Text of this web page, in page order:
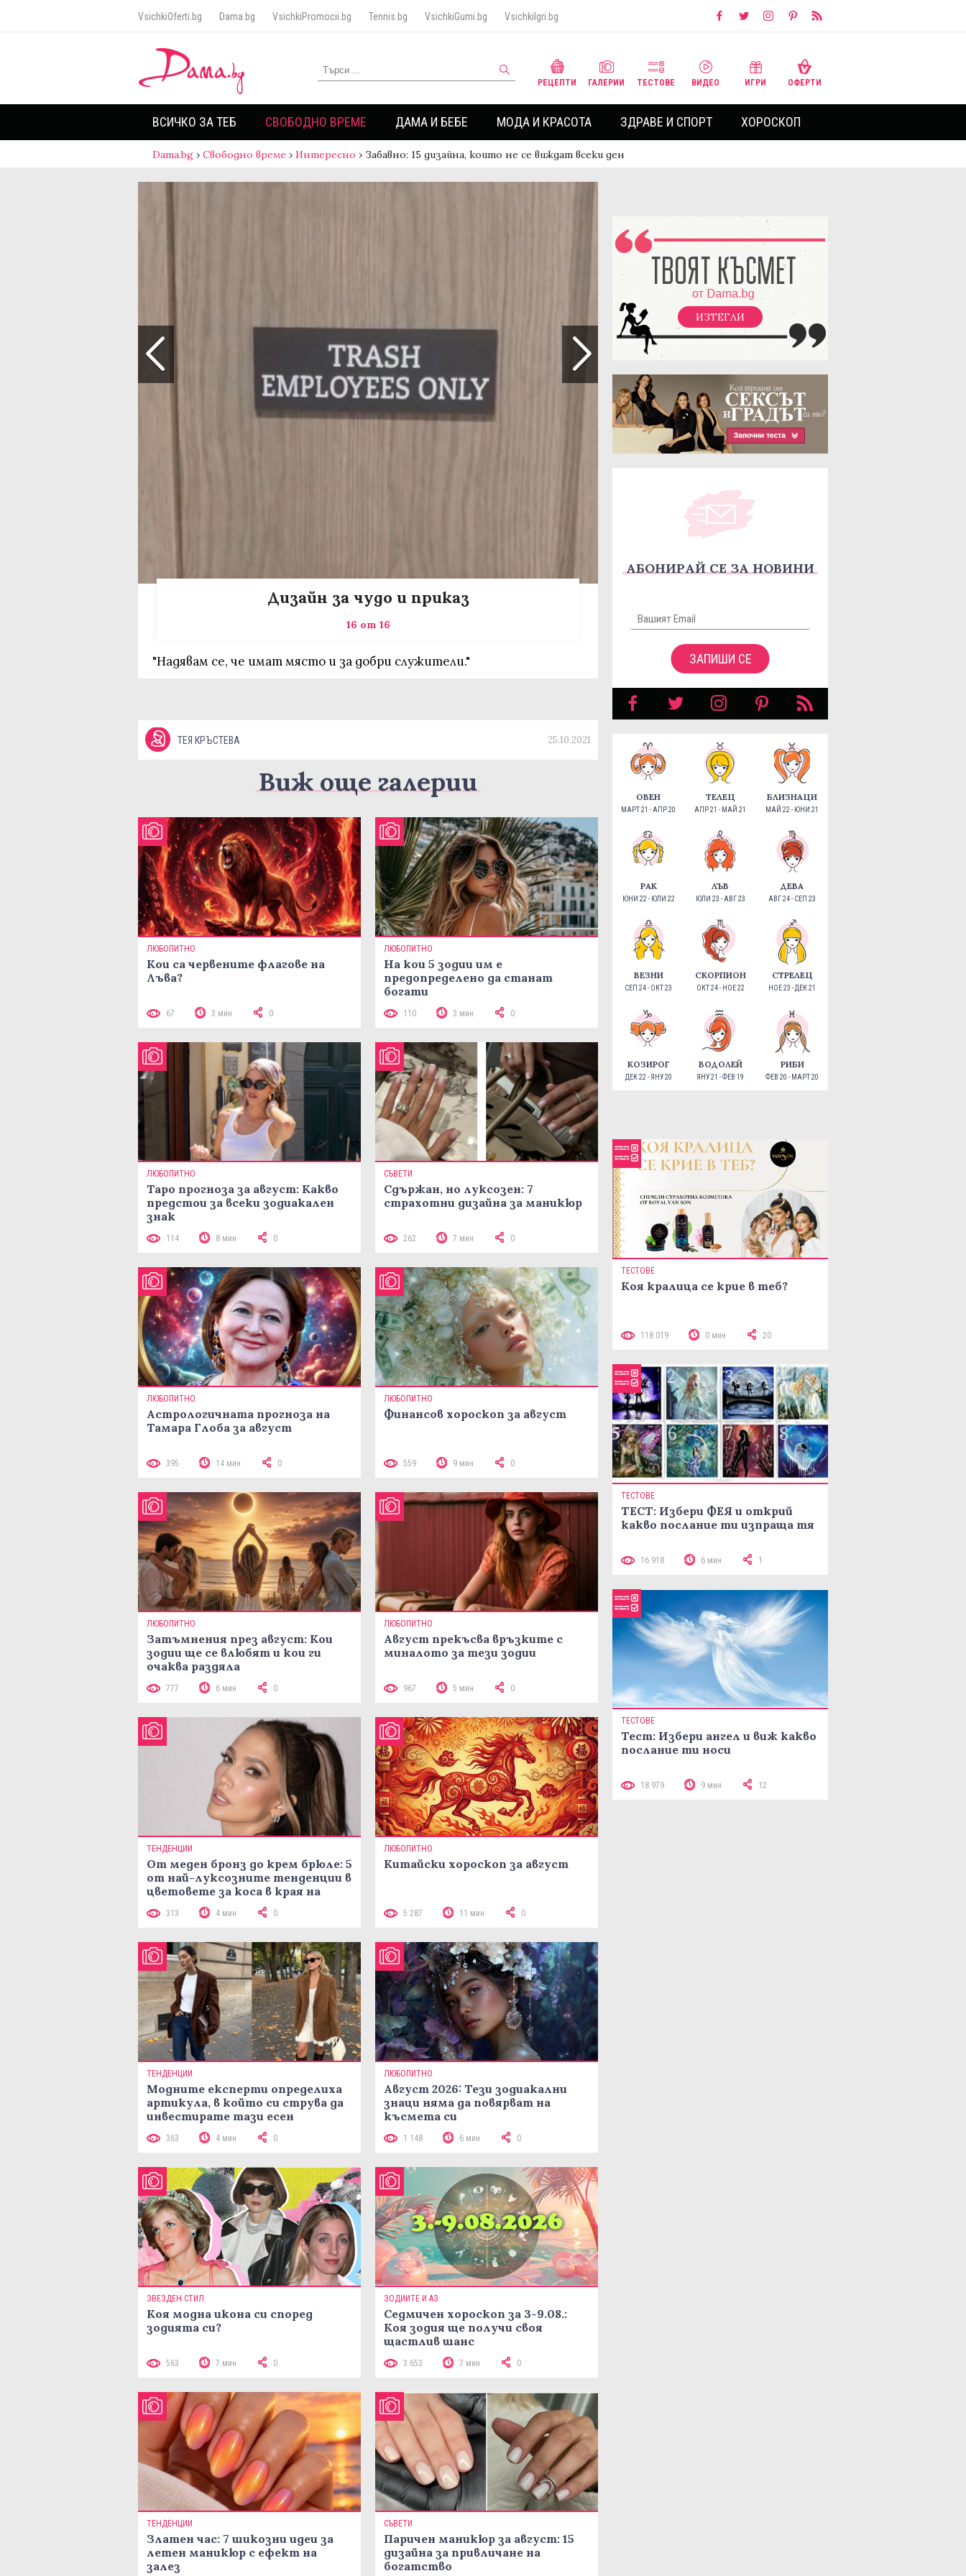
VsichkiOferti.bg Dama.bg VsichkiPromocii.bg Tennis.bg VsichkiGumi.bg VsichkiIgri.bg
РЕЦЕПТИ ГАЛЕРИИ ТЕСТОВЕ ВИДЕО ИГРИ ОФЕРТИ
ВСИЧКО ЗА ТЕБ СВОБОДНО ВРЕМЕ ДАМА И БЕБЕ МОДА И КРАСОТА ЗДРАВЕ И СПОРТ ХОРОСКОП
Dama.bg › Свободно време › Интересно › Забавно: 15 дизайна, които не се виждат всеки ден
Дизайн за чудо и приказ
16 от 16
"Надявам се, че имат място и за добри служители."
ТЕЯ КРЪСТЕВА 25.10.2021
Виж още галерии
ЛЮБОПИТНО
Кои са червените флагове на
Лъва?
67 3 мин 0
ЛЮБОПИТНО
На кои 5 зодии им е
предопределено да станат
богати
110 3 мин 0
ЛЮБОПИТНО
Таро прогноза за август: Какво
предстои за всеки зодиакален
знак
114 8 мин 0
СЪВЕТИ
Сдържан, но луксозен: 7
страхотни дизайна за маникюр
262 7 мин 0
ЛЮБОПИТНО
Астрологичната прогноза на
Тамара Глоба за август
395 14 мин 0
ЛЮБОПИТНО
Финансов хороскоп за август
559 9 мин 0
ЛЮБОПИТНО
Затъмнения през август: Кои
зодии ще се влюбят и кои ги
очаква раздяла
777 6 мин 0
ЛЮБОПИТНО
Август прекъсва връзките с
миналото за тези зодии
967 5 мин 0
ТЕНДЕНЦИИ
От меден бронз до крем брюле: 5
от най-луксозните тенденции в
цветовете за коса в края на
313 4 мин 0
ЛЮБОПИТНО
Китайски хороскоп за август
5 287 11 мин 0
ТЕНДЕНЦИИ
Модните експерти определиха
артикула, в който си струва да
инвестирате тази есен
363 4 мин 0
ЛЮБОПИТНО
Август 2026: Тези зодиакални
знаци няма да повярват на
късмета си
1 148 6 мин 0
ЗВЕЗДЕН СТИЛ
Коя модна икона си според
зодията си?
563 7 мин 0
ЗОДИИТЕ И АЗ
Седмичен хороскоп за 3-9.08.:
Коя зодия ще получи своя
щастлив шанс
3 653 7 мин 0
ТЕНДЕНЦИИ
Златен час: 7 шикозни идеи за
летен маникюр с ефект на
залез
СЪВЕТИ
Паричен маникюр за август: 15
дизайна за привличане на
богатство
ИЗТЕГЛИ
АБОНИРАЙ СЕ ЗА НОВИНИ
ЗАПИШИ СЕ
ОВЕН
МАРТ 21 - АПР 20
ТЕЛЕЦ
АПР 21 - МАЙ 21
БЛИЗНАЦИ
МАЙ 22 - ЮНИ 21
РАК
ЮНИ 22 - ЮЛИ 22
ЛЪВ
ЮЛИ 23 - АВГ 23
ДЕВА
АВГ 24 - СЕП 23
ВЕЗНИ
СЕП 24 - ОКТ 23
СКОРПИОН
ОКТ 24 - НОЕ 22
СТРЕЛЕЦ
НОЕ 23 - ДЕК 21
КОЗИРОГ
ДЕК 22 - ЯНУ 20
ВОДОЛЕЙ
ЯНУ 21 - ФЕВ 19
РИБИ
ФЕВ 20 - МАРТ 20
ТЕСТОВЕ
Коя кралица се крие в теб?
118 019 0 мин 20
ТЕСТОВЕ
ТЕСТ: Избери ФЕЯ и открий
какво послание ти изпраща тя
16 918 6 мин 1
ТЕСТОВЕ
Тест: Избери ангел и виж какво
послание ти носи
18 979 9 мин 12